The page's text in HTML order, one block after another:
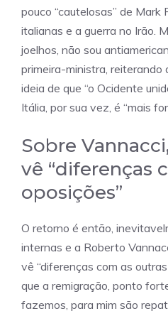
pouco “cautelosas” de Mark
italianas e a guerra no Irão.
joelhos, não sou
primeira-ministra, reiterando
ideia de que “o Ocidente
Itália, por sua vez, é “mais
Sobre
vê “diferenças
oposições”
O retorno é então,
internas e a Roberto
vê “diferenças com as
que a remigração, ponto
fazemos, para mim são